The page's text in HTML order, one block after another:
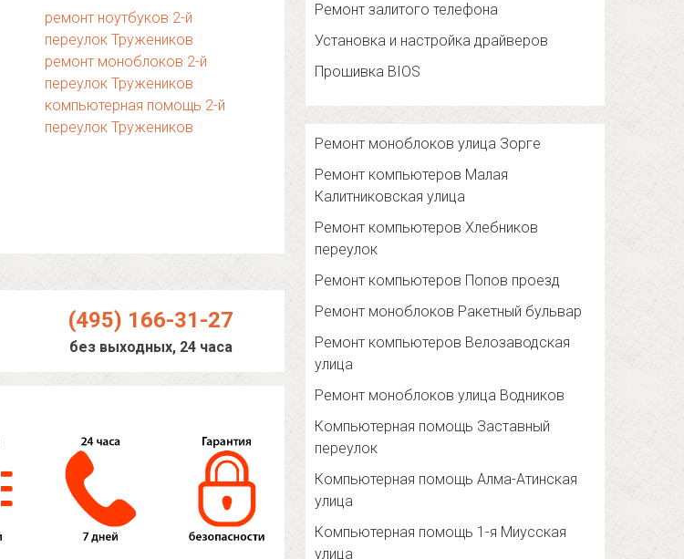
ремонт ноутбуков 2-й
переулок Тружеников
ремонт моноблоков 2-й
переулок Тружеников
компьютерная помощь 2-й
переулок Тружеников
(495) 166-31-27
без выходных, 24 часа
Ремонт залитого телефона
Установка и настройка драйверов
Прошивка BIOS
Ремонт моноблоков улица Зорге
Ремонт компьютеров Малая
Калитниковская улица
Ремонт компьютеров Хлебников
переулок
Ремонт компьютеров Попов проезд
Ремонт моноблоков Ракетный бульвар
Ремонт компьютеров Велозаводская
улица
Ремонт моноблоков улица Водников
Компьютерная помощь Заставный
переулок
Компьютерная помощь Алма-Атинская
улица
Компьютерная помощь 1-я Миусская
улица